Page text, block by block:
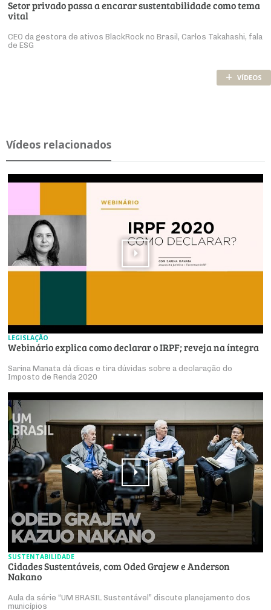
Setor privado passa a encarar sustentabilidade como tema
vital
CEO da gestora de ativos BlackRock no Brasil, Carlos Takahashi, fala
de ESG
+ VÍDEOS
Ví­deos re­la­ci­o­nados
LEGISLAÇÃO
Webinário explica como declarar o IRPF; reveja na íntegra
Sarina Manata dá dicas e tira dúvidas sobre a declaração do
Imposto de Renda 2020
SUSTENTABILIDADE
Cidades Sustentáveis, com Oded Grajew e Anderson
Nakano
Aula da série “UM BRASIL Sustentável” discute planejamento dos
municípios